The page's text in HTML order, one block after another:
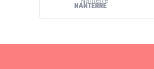
NANTERRE